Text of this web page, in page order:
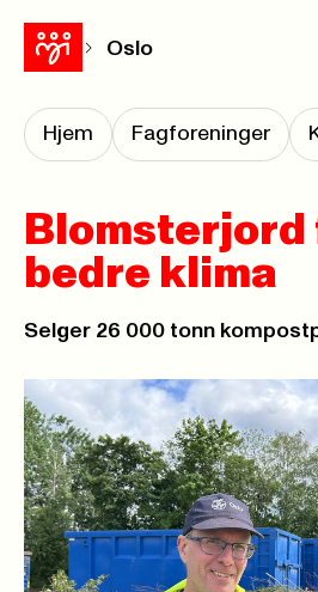
Oslo
Hjem Fagforeninger
Blomsterjord
bedre klima
Selger 26 000 tonn